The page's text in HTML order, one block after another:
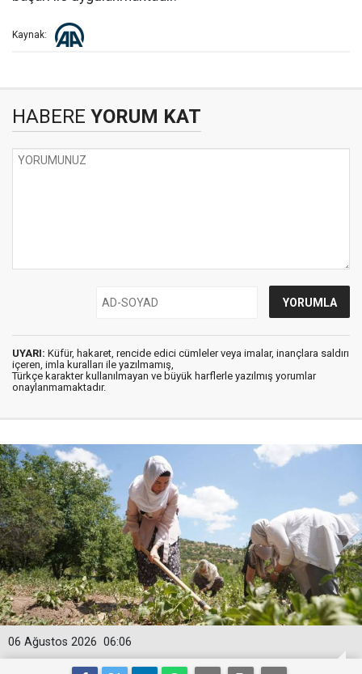
Kaynak:
HABERE YORUM KAT
UYARI: Küfür, hakaret, rencide edici cümleler veya imalar, inançlara saldırı
içeren, imla kuralları ile yazılmamış,
Türkçe karakter kullanılmayan ve büyük harflerle yazılmış yorumlar
onaylanmamaktadır.
06:06
06 Ağustos 2026